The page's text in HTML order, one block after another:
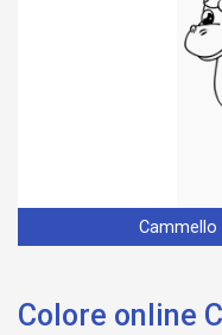
Cammello
Colore online